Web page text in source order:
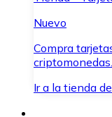
Nuevo
Compra
criptomonedas.
Ir a la tienda